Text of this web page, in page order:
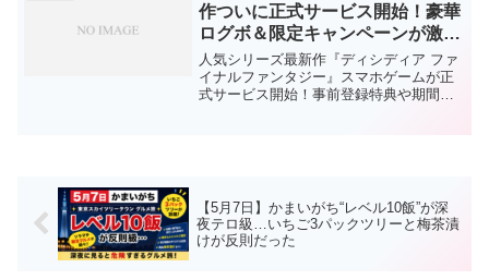
作ついに正式サービス開始！豪華
ログボ＆限定キャンペーンが激ア
ツすぎる！
人気シリーズ最新作『ディシディア ファ
イナルファンタジー』スマホゲームが正
式サービス開始！事前登録特典や期間限
【5月7日】かまいがち“レベル10飯”が深
夜テロ級…いちご3パックツリーと梅茶漬
けが反則だった